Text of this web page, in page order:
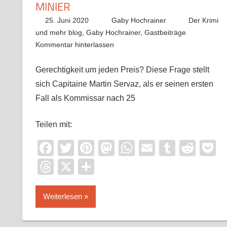
MINIER
25. Juni 2020 Gaby Hochrainer
Der Krimi
und mehr blog Gaby Hochrainer, Gastbeiträge
Kommentar hinterlassen
Gerechtigkeit um jeden Preis? Diese Frage stellt
sich Capitaine Martin Servaz, als er seinen ersten
Fall als Kommissar nach 25
Teilen mit:
Facebook
TwitterPinterest
Mastodon
WhatsApp
EmailTumblr
Threads
X
Weiterlesen